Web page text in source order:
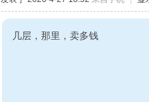
几层，那里，卖多钱